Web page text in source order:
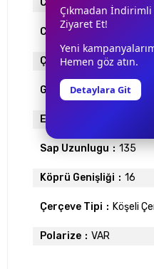
Cam Rengi MOR
Çerçeve Materyali
Gövde Rengi MOR
Ekartman
Sap Uzunlugu 135
Köprü Genişliği 16
Çerçeve Tipi Köşeli
Polarize VAR
Çıkmadan
Ziyaret Et!
Yeni
Hemen göz atın.
Detaylara Git